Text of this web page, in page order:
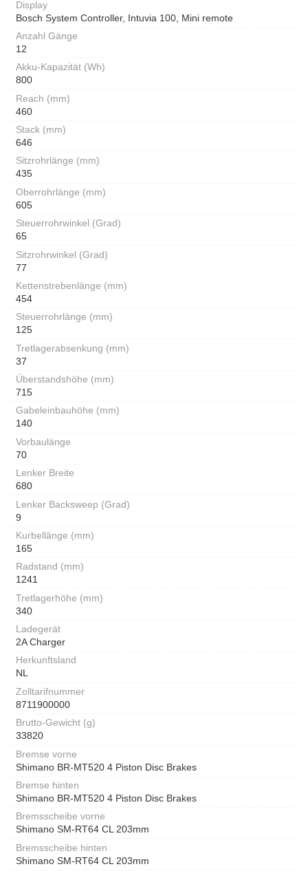
Display
Bosch System Controller, Intuvia 100, Mini remote
Anzahl Gänge
12
Akku-Kapazität (Wh)
800
Reach (mm)
460
Stack (mm)
646
Sitzrohrlänge (mm)
435
Oberrohrlänge (mm)
605
Steuerrohrwinkel (Grad)
65
Sitzrohrwinkel (Grad)
77
Kettenstrebenlänge (mm)
454
Steuerrohrlänge (mm)
125
Tretlagerabsenkung (mm)
37
Überstandshöhe (mm)
715
Gabeleinbauhöhe (mm)
140
Vorbaulänge
70
Lenker Breite
680
Lenker Backsweep (Grad)
9
Kurbellänge (mm)
165
Radstand (mm)
1241
Tretlagerhöhe (mm)
340
Ladegerät
2A Charger
Herkunftsland
NL
Zolltarifnummer
8711900000
Brutto-Gewicht (g)
33820
Bremse vorne
Shimano BR-MT520 4 Piston Disc Brakes
Bremse hinten
Shimano BR-MT520 4 Piston Disc Brakes
Bremsscheibe vorne
Shimano SM-RT64 CL 203mm
Bremsscheibe hinten
Shimano SM-RT64 CL 203mm